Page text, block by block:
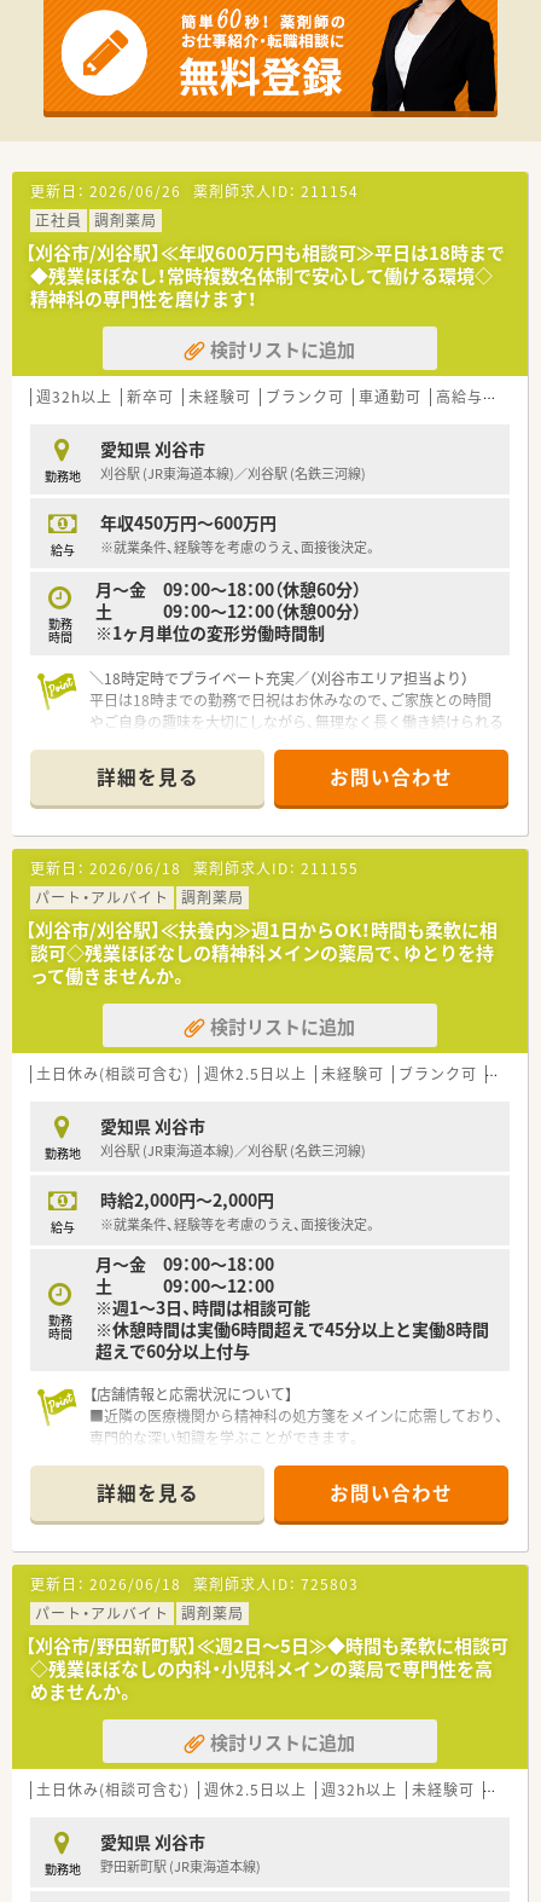
【募集背景と求める人物像について】
■今回は店舗の体制強化および患者様へのサービス向上を目的
とした、管理薬剤師の増員による採用募集です。
■精神科領域の調剤業務に興味を持ち、スタッフと協力しながら
円滑な店舗運営を推進できる方を歓迎しています。
■調剤経験のある若手から中堅層の方を求めており、管理職とし
【法人特徴について】
■経営者は元病院薬剤師のため、薬剤師にとってとても働きやす
い環境が整っています。
■地域医療への貢献を第一に掲げ、患者様お一人おひとりとの信
頼関係を大切にしながら薬局を運営しています。
■従業員が長く安心して働き続けられるように、教育制度や福利
厚生の充実に力を入れている安定した法人です。
■スタッフ同士のコミュニケーションが活発で、お互いに助け合
いながら業務を進める風通しの良い組織風土です。
更新日： 2026/06/26 薬剤師求人ID： 211154
正社員
調剤薬局
【刈谷市/刈谷駅】≪年収600万円も相談可≫平日は18時まで
◆残業ほぼなし！常時複数名体制で安心して働ける環境◇
精神科の専門性を磨けます！
検討リストに追加
週32h以上 新卒可 未経験可 ブランク可 車通勤可 高給与(600万円以上)
勤務地
愛知県 刈谷市
刈谷駅 (JR東海道本線)／刈谷駅 (名鉄三河線)
給与
年収450万円～600万円
※就業条件、経験等を考慮のうえ、面接後決定。
勤務
時間
月～金 09：00～18：00（休憩60分）
土 09：00～12：00（休憩00分）
※1ヶ月単位の変形労働時間制
＼18時定時でプライベート充実／（刈谷市エリア担当より）
平日は18時までの勤務で日祝はお休みなので、ご家族との時間
やご自身の趣味を大切にしながら、無理なく長く働き続けられる
＊------------------------------------------＊
【店舗情報と応需状況について】
■近隣の医療機関から精神科の処方箋をメインに応需しており、
専門的な深い知識を学ぶことができます。
■最寄りである刈谷駅から徒歩12分ほどの場所に立地してお
り、日々の通勤にも便利なアクセス環境が魅力です。
■月曜日から金曜日は18時までの開局時間となっており、土曜
日も午前中のみの営業で無理なく勤務できます。
【法人特徴について】
■経営者は元病院薬剤師のため、薬剤師にとってとても働きやす
い環境が整っています。
■地域医療への貢献を第一に掲げ、患者様お一人おひとりとの信
頼関係を大切にしながら薬局を運営しています。
厚生の充実に力を入れている安定した法人です。
■スタッフ同士のコミュニケーションが活発で、お互いに助け合
いながら業務を進める風通しの良い組織風土です。
【想定されるキャリアイメージ】
■入社後は先輩薬剤師の丁寧な指導を受けながら、精神科領域に
■経験を積むことで店舗の中心的な役割を担い、後輩の指導や店
舗運営のサポート業務にも携わっていけます。
■将来的には管理薬剤師へのステップアップや、より高度な専門
性を有するスペシャリストを目指すことが可能です。
詳細を見る お問い合わせ
更新日： 2026/06/18 薬剤師求人ID： 211155
パート・アルバイト
調剤薬局
【刈谷市/刈谷駅】≪扶養内≫週1日からOK！時間も柔軟に相
談可◇残業ほぼなしの精神科メインの薬局で、ゆとりを持
って働きませんか。
検討リストに追加
土日休み(相談可含む) 週休2.5日以上 未経験可 ブランク可 残業
勤務地
愛知県 刈谷市
刈谷駅 (JR東海道本線)／刈谷駅 (名鉄三河線)
給与
時給2,000円～2,000円
※就業条件、経験等を考慮のうえ、面接後決定。
勤務
時間
月～金 09：00～18：00
土 09：00～12：00
※週1～3日、時間は相談可能
※休憩時間は実働6時間超えで45分以上と実働8時間
超えで60分以上付与
【店舗情報と応需状況について】
■近隣の医療機関から精神科の処方箋をメインに応需しており、
専門的な深い知識を学ぶことができます。
り、日々の通勤にも便利なアクセス環境が魅力です。
■月曜日から金曜日は18時までの開局時間となっており、土曜
日も午前中のみの営業で無理なく勤務できます。
【求人情報について】
■パート勤務の薬剤師として、精神科の処方箋に基づいた調剤か
ら服薬指導、OTC販売までを幅広く担当します。
■時給は2,000円からのスタートとなっており、週1日からの少
ない勤務日数でも効率よく収入を得られます。
■扶養内での勤務にも対応しており、ご家庭の事情やライフスタ
イルに合わせた無理のない働き方が可能です。
【法人特徴について】
■経営者は元病院薬剤師のため、薬剤師にとってとても働きやす
い環境が整っています。
頼関係を大切にしながら薬局を運営しています。
■従業員が長く安心して働き続けられるように、教育制度や福利
厚生の充実に力を入れている安定した法人です。
詳細を見る お問い合わせ
更新日： 2026/06/18 薬剤師求人ID： 725803
パート・アルバイト
調剤薬局
【刈谷市/野田新町駅】≪週2日～5日≫◆時間も柔軟に相談可
◇残業ほぼなしの内科・小児科メインの薬局で専門性を高
めませんか。
検討リストに追加
土日休み(相談可含む) 週休2.5日以上 週32h以上 未経験可 ブラン
勤務地
愛知県 刈谷市
野田新町駅 (JR東海道本線)